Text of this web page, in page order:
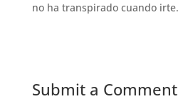
no ha transpirado cuando irte.
Submit a Comment